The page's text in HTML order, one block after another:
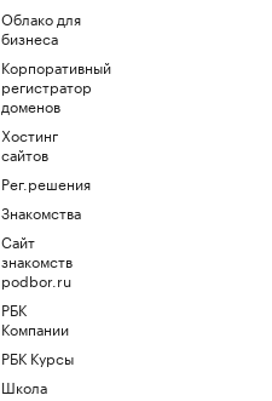
Облако для
бизнеса
Корпоративный
регистратор
доменов
Хостинг
сайтов
Рег.решения
Знакомства
Сайт
знакомств
podbor.ru
РБК
Компании
РБК Курсы
Школа